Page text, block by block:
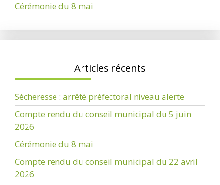
Cérémonie du 8 mai
Articles récents
Sécheresse : arrêté préfectoral niveau alerte
Compte rendu du conseil municipal du 5 juin
2026
Cérémonie du 8 mai
Compte rendu du conseil municipal du 22 avril
2026